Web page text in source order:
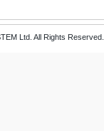
Ltd. All Rights Reserved.